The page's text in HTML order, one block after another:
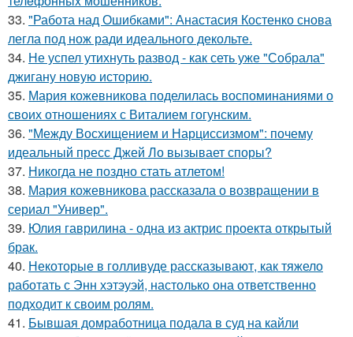
33. "Работа над Ошибками": Анастасия Костенко снова
легла под нож ради идеального декольте.
34. Не успел утихнуть развод - как сеть уже "Собрала"
джигану новую историю.
35. Мария кожевникова поделилась воспоминаниями о
своих отношениях с Виталием гогунским.
36. "Между Восхищением и Нарциссизмом": почему
идеальный пресс Джей Ло вызывает споры?
37. Никогда не поздно стать атлетом!
38. Мария кожевникова рассказала о возвращении в
сериал "Универ".
39. Юлия гаврилина - одна из актрис проекта открытый
брак.
40. Некоторые в голливуде рассказывают, как тяжело
работать с Энн хэтэуэй, настолько она ответственно
подходит к своим ролям.
41. Бывшая домработница подала в суд на кайли